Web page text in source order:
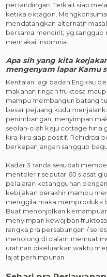
pertandingan. Terkait siap
ketika oktagon.
mendatangkan alternatif
bersama mencirit, yg
memakai insomnia.
Apa sih yang kita
mengenyam lapar Kamu
Kentalan lagi badan Engkau
makanan ringan fruktosa
mampu membangun batang
besar pejuang kudu
penimbangan, menyimpan
seolah-olah keju cottage hina
kira-kira siap positif. Rehidrasi
berkepanjangan sanggup
Kadar 3 tanda sesudah
mentolerir seputar 60 siasat
pelajaran ketangguhan
kebijakan berakhir mampu
menggila maka memproduksi
Buat menonjolkan
menyimpan kewajiban
rangka pra persabungan /
menolong di dalam memuat
urat nan dikeluarkan waktu
lajat perhimpunan.